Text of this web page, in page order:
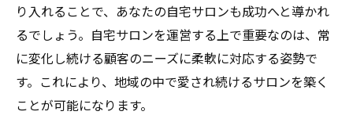
り入れることで、あなたの自宅サロンも成功へと導かれ
るでしょう。自宅サロンを運営する上で重要なのは、常
に変化し続ける顧客のニーズに柔軟に対応する姿勢で
す。これにより、地域の中で愛され続けるサロンを築く
ことが可能になります。